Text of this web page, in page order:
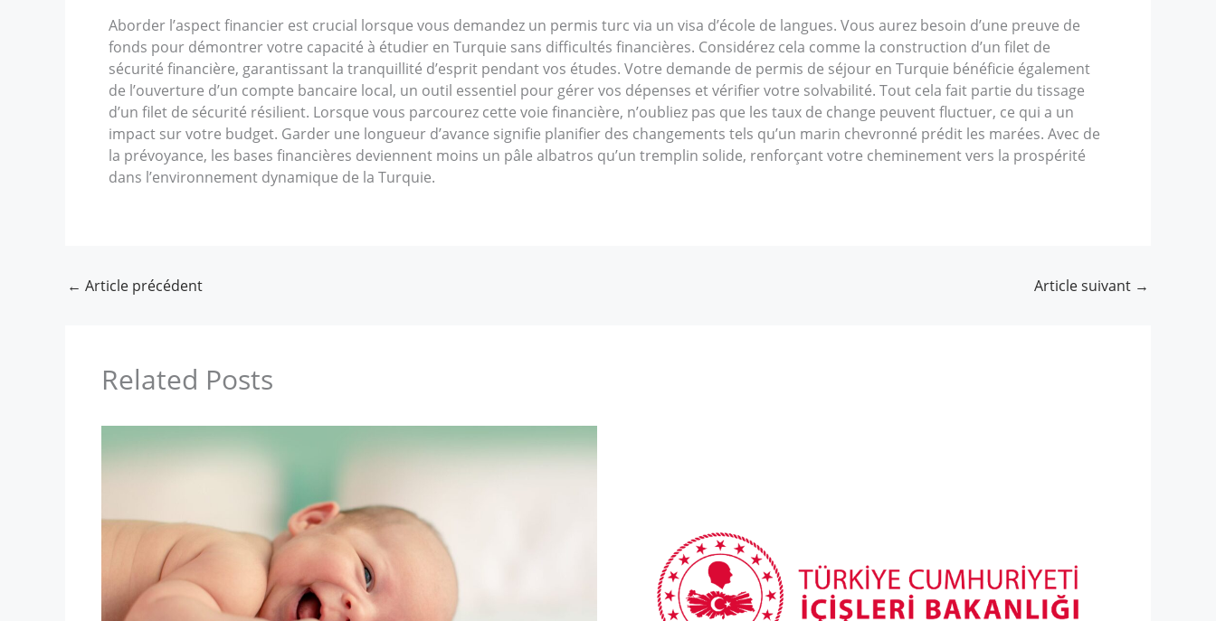
Aborder l’aspect financier est crucial lorsque vous demandez un permis turc via un visa d’école de langues. Vous aurez besoin d’une preuve de
fonds pour démontrer votre capacité à étudier en Turquie sans difficultés financières. Considérez cela comme la construction d’un filet de
sécurité financière, garantissant la tranquillité d’esprit pendant vos études. Votre demande de permis de séjour en Turquie bénéficie également
de l’ouverture d’un compte bancaire local, un outil essentiel pour gérer vos dépenses et vérifier votre solvabilité. Tout cela fait partie du tissage
d’un filet de sécurité résilient. Lorsque vous parcourez cette voie financière, n’oubliez pas que les taux de change peuvent fluctuer, ce qui a un
impact sur votre budget. Garder une longueur d’avance signifie planifier des changements tels qu’un marin chevronné prédit les marées. Avec de
la prévoyance, les bases financières deviennent moins un pâle albatros qu’un tremplin solide, renforçant votre cheminement vers la prospérité
dans l’environnement dynamique de la Turquie.
← Article précédent Article suivant →
Related Posts